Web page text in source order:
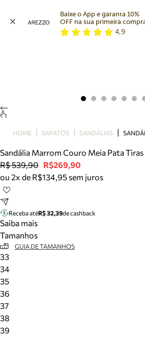
Bolsa
Tamanco
Tênis
Mule
Tire dúvidas sobre pedidos,
Meus pedidos
Acompanhe seus pedidos e
Baixe o App e garanta 10%
OFF na sua primeira
4,9
HOME SAPATOS SANDÁLIAS
Sandália Marrom Couro Meia Pata Tiras
R$ 539,90 R$269,90
ou 2x de R$134,95 sem juros
Receba atéR$ 32,39de cashback
Saiba mais
Tamanhos
GUIA DE TAMANHOS
33
34
35
36
37
38
39